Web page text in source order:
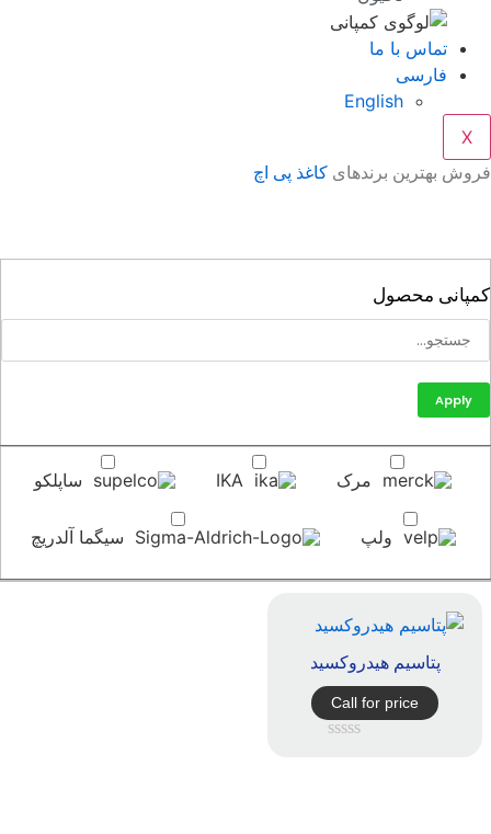
تماس با ما
فارسی
English
بهترین برندهایکاغذ پی اچ
محصول
Apply
مرک IKA ساپلکو
ولپ سیگما آلدریچ
پتاسیم هیدروکسید
Call for price